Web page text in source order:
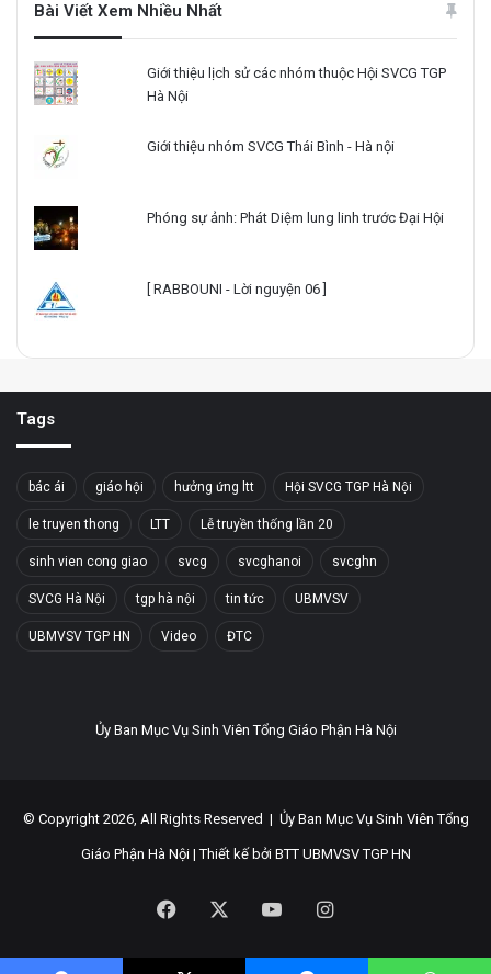
Bài Viết Xem Nhiều Nhất
Giới thiệu lịch sử các nhóm thuộc Hội SVCG TGP
Hà Nội
Giới thiệu nhóm SVCG Thái Bình - Hà nội
Phóng sự ảnh: Phát Diệm lung linh trước Đại Hội
[ RABBOUNI - Lời nguyện 06 ]
Tags
bác ái giáo hội hưởng ứng ltt Hội SVCG TGP Hà Nội
le truyen thong LTT Lễ truyền thống lần 20
sinh vien cong giao svcg svcghanoi svcghn
SVCG Hà Nội tgp hà nội tin tức UBMVSV
UBMVSV TGP HN Video ĐTC
Ủy Ban Mục Vụ Sinh Viên Tổng Giáo Phận Hà Nội
© Copyright 2026, All Rights Reserved | Ủy Ban Mục Vụ Sinh Viên Tổng
Giáo Phận Hà Nội| Thiết kế bởi BTT UBMVSV TGP HN
Facebook YouTubeInstagram